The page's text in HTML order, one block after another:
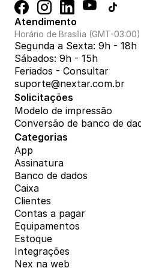
Atendimento
Horário de Brasília (GMT-03:00)
Segunda a Sexta: 9h - 18h
Sábados: 9h - 15h
Feriados - Consultar
suporte@nextar.com.br
Solicitações
Modelo de impressão
Conversão de banco de
Categorias
App
Assinatura
Banco de dados
Caixa
Clientes
Contas a pagar
Equipamentos
Estoque
Integrações
Nex na web